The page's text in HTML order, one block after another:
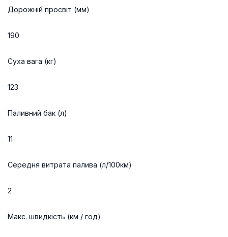
Дорожній просвіт (мм)
190
Суха вага (кг)
123
Паливний бак (л)
11
Середня витрата палива (л/100км)
2
Макс. швидкість (км / год)